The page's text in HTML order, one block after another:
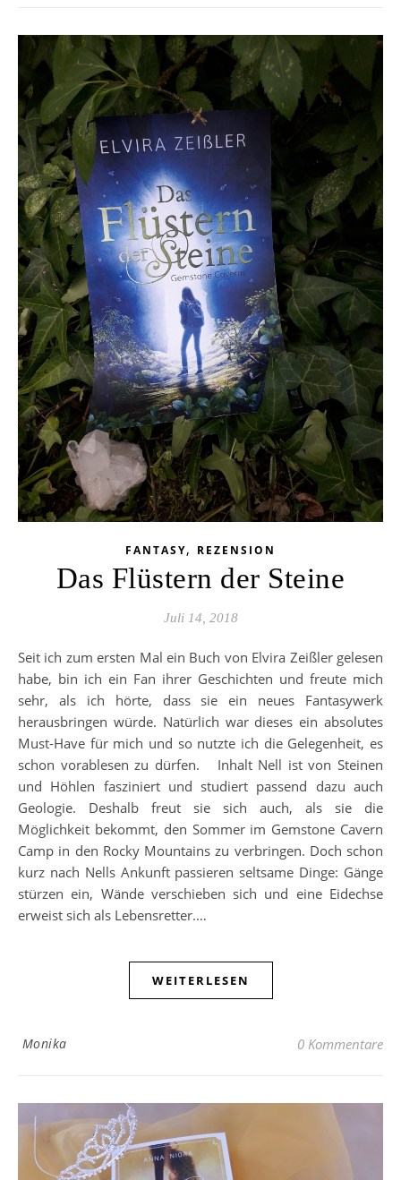
FANTASY, REZENSION
Das Flüstern der Steine
Juli 14, 2018
Seit ich zum ersten Mal ein Buch von Elvira Zeißler gelesen
habe, bin ich ein Fan ihrer Geschichten und freute mich
sehr, als ich hörte, dass sie ein neues Fantasywerk
herausbringen würde. Natürlich war dieses ein absolutes
Must-Have für mich und so nutzte ich die Gelegenheit, es
schon vorablesen zu dürfen. Inhalt Nell ist von Steinen
und Höhlen fasziniert und studiert passend dazu auch
Geologie. Deshalb freut sie sich auch, als sie die
Möglichkeit bekommt, den Sommer im Gemstone Cavern
Camp in den Rocky Mountains zu verbringen. Doch schon
kurz nach Nells Ankunft passieren seltsame Dinge: Gänge
stürzen ein, Wände verschieben sich und eine Eidechse
erweist sich als Lebensretter.…
WEITERLESEN
Monika 0 Kommentare